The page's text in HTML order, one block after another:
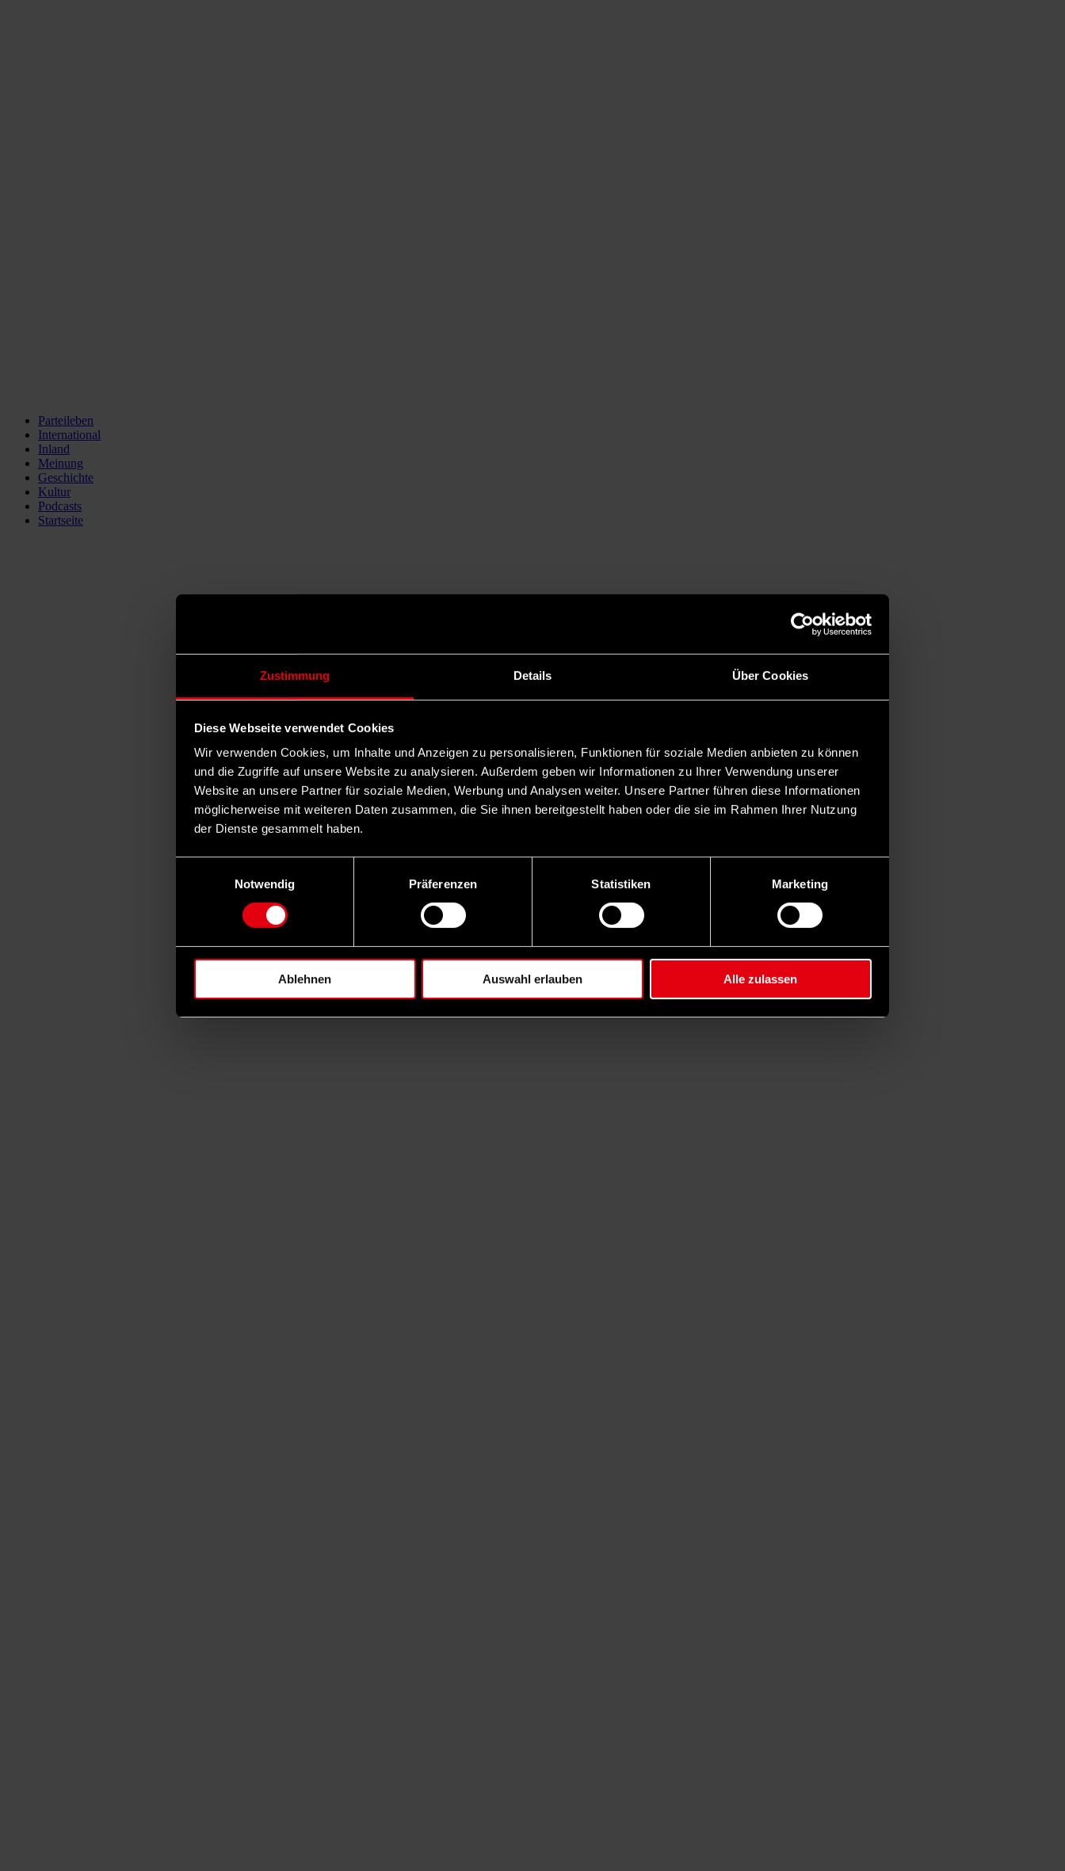
Zustimmung Details Über Cookies
Diese Webseite verwendet Cookies
Wir verwenden Cookies, um Inhalte und Anzeigen zu personalisieren, Funktionen für soziale Medien anbieten zu können
und die Zugriffe auf unsere Website zu analysieren. Außerdem geben wir Informationen zu Ihrer Verwendung unserer
Website an unsere Partner für soziale Medien, Werbung und Analysen weiter. Unsere Partner führen diese Informationen
möglicherweise mit weiteren Daten zusammen, die Sie ihnen bereitgestellt haben oder die sie im Rahmen Ihrer Nutzung
der Dienste gesammelt haben.
Notwendig
Präferenzen Statistiken Marketing
Ablehnen Auswahl erlauben Alle zulassen
Parteileben
International
Inland
Meinung
Geschichte
Kultur
Podcasts
Startseite